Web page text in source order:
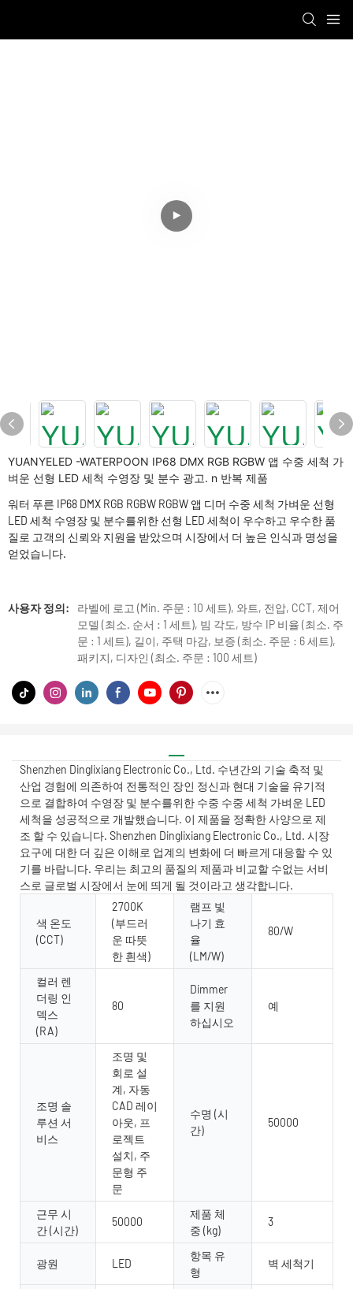
YUANYELED -WATERPOON IP68 DMX RGB RGBW 앱 수중 세척 가
벼운 선형 LED 세척 수영장 및 분수 광고. n 반복 제품
워터 푸른 IP68 DMX RGB RGBW RGBW 앱 디머 수중 세척 가벼운 선형
LED 세척 수영장 및 분수를위한 선형 LED 세척이 우수하고 우수한 품
질로 고객의 신뢰와 지원을 받았으며 시장에서 더 높은 인식과 명성을
얻었습니다.
사용자 정의:
라벨에 로고 (Min. 주문 : 10 세트), 와트, 전압, CCT, 제어
모델 (최소. 순서 : 1 세트), 빔 각도, 방수 IP 비율 (최소. 주
문 : 1 세트), 길이, 주택 마감, 보증 (최소. 주문 : 6 세트),
패키지, 디자인 (최소. 주문 : 100 세트)
Shenzhen Dinglixiang Electronic Co., Ltd. 수년간의 기술 축적 ​​및
산업 경험에 의존하여 전통적인 장인 정신과 현대 기술을 유기적
으로 결합하여 수영장 및 분수를위한 수중 수중 세척 가벼운 LED
세척을 성공적으로 개발했습니다. 이 제품을 정확한 사양으로 제
조 할 수 있습니다. Shenzhen Dinglixiang Electronic Co., Ltd. 시장
요구에 대한 더 깊은 이해로 업계의 변화에 ​​더 빠르게 대응할 수 있
기를 바랍니다. 우리는 최고의 품질의 제품과 비교할 수없는 서비
스로 글로벌 시장에서 눈에 띄게 될 것이라고 생각합니다.
색 온도
(CCT)
2700K
(부드러
운 따뜻
한 흰색)
램프 빛
나기 효
율
(LM/W)
80/W
컬러 렌
더링 인
덱스
(RA)
80
Dimmer
를 지원
하십시오
예
조명 솔
루션 서
비스
조명 및
회로 설
계, 자동
CAD 레이
아웃, 프
로젝트
설치, 주
문형 주
문
수명 (시
간)
50000
근무 시
간 (시간)
50000
제품 체
중 (kg)
3
광원 LED
항목 유
형
벽 세척기